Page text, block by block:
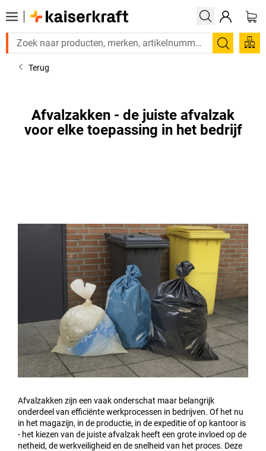
Zoeken
Terug
Afvalzakken - de juiste afvalzak
voor elke toepassing in het bedrijf
Afvalzakken zijn een vaak onderschat maar belangrijk
onderdeel van efficiënte werkprocessen in bedrijven. Of het nu
in het magazijn, in de productie, in de expeditie of op kantoor is
- het kiezen van de juiste afvalzak heeft een grote invloed op de
netheid, de werkveiligheid en de snelheid van het proces. Deze